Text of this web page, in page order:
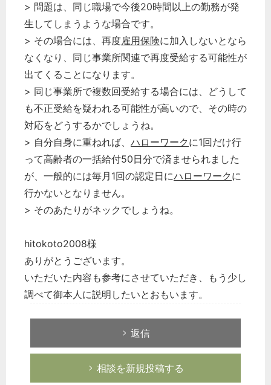
> 問題は、同じ職場で今後20時間以上の勤務が発
生してしまうような場合です。
> その場合には、再度雇用保険に加入しないとなら
なくなり、同じ事業所関連で再度受給する可能性が
出てくることになります。
> 同じ事業所で複数回受給する場合には、どうして
も不正受給を疑われる可能性が高いので、その時の
対応をどうするかでしょうね。
> 自分自身に重ねれば、 ハローワーク に1回だけ行
って高齢者の一括給付50日分で済ませられました
が、一般的には毎月1回の認定日にハローワーク に
行かないとなりません。
> そのあたりがネックでしょうね。
hitokoto2008様
ありがとうございます。
いただいた内容も参考にさせていただき、もう少し
調べて御本人に説明したいとおもいます。
返信
相談を新規投稿する